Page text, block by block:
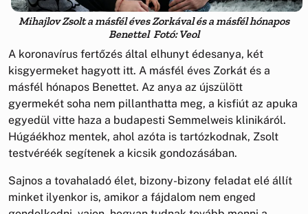
Mihajlov Zsolt a másfél éves Zorkával és a másfél hónapos
Benettel Fotó: Veol
A koronavírus fertőzés által elhunyt édesanya, két
kisgyermeket hagyott itt. A másfél éves Zorkát és a
másfél hónapos Benettet. Az anya az újszülött
gyermekét soha nem pillanthatta meg, a kisfiút az apuka
egyedül vitte haza a budapesti Semmelweis klinikáról.
Húgáékhoz mentek, ahol azóta is tartózkodnak, Zsolt
testvéréék segítenek a kicsik gondozásában.
Sajnos a tovahaladó élet, bizony-bizony feladat elé állít
minket ilyenkor is, amikor a fájdalom nem enged